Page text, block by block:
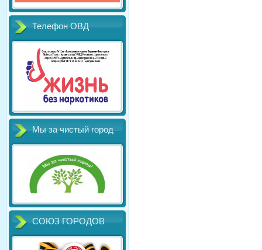
Телефон ОВД
Мы за чистый город
СОЮЗ ГОРОДОВ